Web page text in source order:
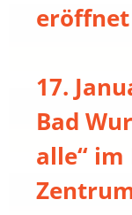
eröffnet
17.
Bad
alle“ im